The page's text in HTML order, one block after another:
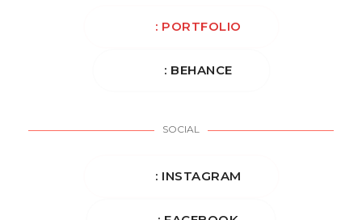
: PORTFOLIO
: BEHANCE
SOCIAL
: INSTAGRAM